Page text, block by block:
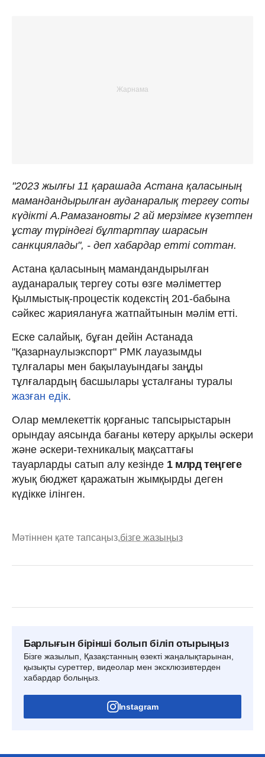
"2023 жылғы 11 қарашада Астана қаласының
мамандандырылған ауданаралық тергеу соты
күдікті А.Рамазановты 2 ай мерзімге күзетпен
ұстау түріндегі бұлтартпау шарасын
санкциялады", - деп хабардар етті соттан.
Астана қаласының мамандандырылған
ауданаралық тергеу соты өзге мәліметтер
Қылмыстық-процестік кодекстің 201-бабына
сәйкес жариялануға жатпайтынын мәлім етті.
Еске салайық, бұған дейін Астанада
"Қазарнаулыэкспорт" РМК лауазымды
тұлғалары мен бақылауындағы заңды
тұлғалардың басшылары ұсталғаны туралы
жазған едік.
Олар мемлекеттік қорғаныс тапсырыстарын
орындау аясында бағаны көтеру арқылы әскери
және әскери-техникалық мақсаттағы
тауарларды сатып алу кезінде 1 млрд теңгеге
жуық бюджет қаражатын жымқырды деген
күдікке ілінген.
Мәтіннен қате тапсаңыз,бізге жазыңыз
Барлығын бірінші болып біліп отырыңыз
Бізге жазылып, Қазақстанның өзекті жаңалықтарынан,
қызықты суреттер, видеолар мен эксклюзивтерден
хабардар болыңыз.
Instagram